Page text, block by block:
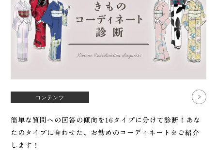
コンテンツ
簡単な質問への回答の傾向を16タイプに分けて診断！あな
たのタイプに合わせた、お勧めのコーディネートをご紹介
します！